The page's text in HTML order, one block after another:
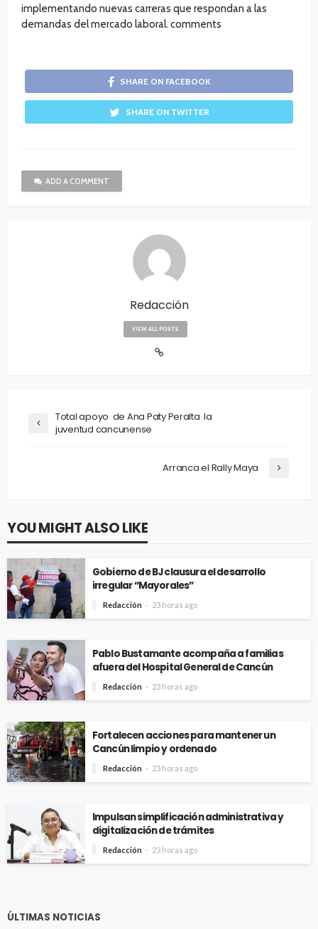
implementando nuevas carreras que respondan a las
demandas del mercado laboral. comments
SHARE ON FACEBOOK
SHARE ON TWITTER
ADD A COMMENT
Redacción
VIEW ALL POSTS
Total apoyo de Ana Paty Peralta la
juventud cancunense
Arranca el Rally Maya
YOU MIGHT ALSO LIKE
Gobierno de BJ clausura el desarrollo
irregular “Mayorales”
Redacción 23 horas ago
Pablo Bustamante acompaña a familias
afuera del Hospital General de Cancún
Redacción 23 horas ago
Fortalecen acciones para mantener un
Cancún limpio y ordenado
Redacción 23 horas ago
Impulsan simplificación administrativa y
digitalización de trámites
Redacción 23 horas ago
ÚLTIMAS NOTICIAS